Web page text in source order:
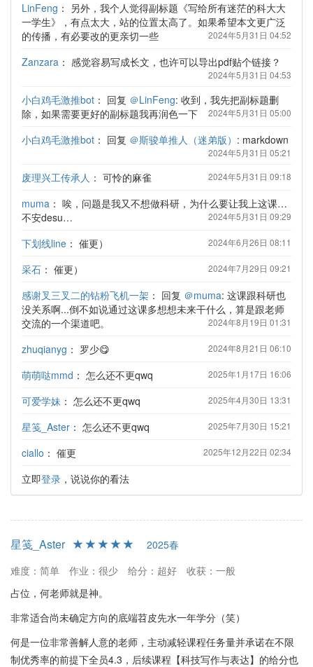
LinFeng ： 另外，我个人觉得副标题《写给所有迷茫的科大大
一学生》，有点太大，站的位置太高了。如果希望本文更广泛
的传播，有必要改的更亲切一些
2024年5月31日 04:52
Zanzara ： 感觉容易写成长文，也许可以导出pdf贴个链接？
2024年5月31日 04:53
小白鸡毛激推bot ： 回复 ＠LinFeng: 收到，我先把副标题删
除，如果需要更好的副标题我再润色一下
2024年5月31日 05:00
小白鸡毛激推bot ： 回复 ＠斯骏单推人（迷弟版） : markdown
2024年5月31日 05:21
废理兴工传承人 ： 可怜的麻雀 2024年5月31日 09:18
muma ： 唉，问题是我又不想做科研，为什么要让我上这课…
不安desu…
2024年5月31日 09:29
下划线line ： 催更） 2024年6月26日 08:11
采石 ： 催更） 2024年7月29日 09:21
感谢叉三叉二的钻粉飞机一架 ： 回复 ＠muma: 这课跟科研也
没关系啊...倒不如说通过这课多想想未来干什么，算是跟老师
交流的一个渠道吧。
2024年8月19日 01:31
zhuqianyg ： 罗少😋 2024年8月21日 06:10
萌萌哒mmd ： 怎么还不更qwq 2025年1月17日 16:06
可爱学妹 ： 怎么还不更qwq 2025年4月30日 13:31
星笺_Aster ： 怎么还不更qwq 2025年7月30日 15:21
ciallo ： 催更 2025年12月22日 02:34
立即登录 ，说说你的看法
星笺_Aster
2025春
难度：简单
作业：很少 给分：超好
收获：一般
占位，何老师就是神。
非常适合尚未确定方向的底端苕皮先水一年学分（笑）
何是一位非常善解人意的老师，主动减轻课程任务量并承诺在不限
制优秀率的前提下全员4.3，后续课程【科技写作与表达】的给分也